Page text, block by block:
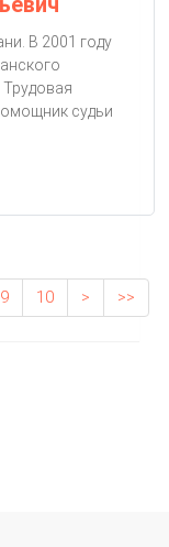
В 2001 году
судьи
9 10 > >>